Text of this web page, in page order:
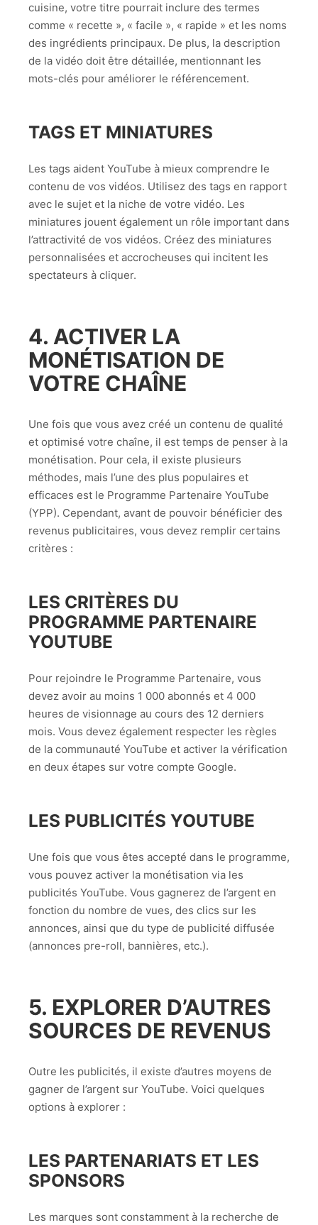
cuisine, votre titre pourrait inclure des termes
comme « recette », « facile », « rapide » et les noms
des ingrédients principaux. De plus, la description
de la vidéo doit être détaillée, mentionnant les
mots-clés pour améliorer le référencement.
TAGS ET MINIATURES
Les tags aident YouTube à mieux comprendre le
contenu de vos vidéos. Utilisez des tags en rapport
avec le sujet et la niche de votre vidéo. Les
miniatures jouent également un rôle important dans
l’attractivité de vos vidéos. Créez des miniatures
personnalisées et accrocheuses qui incitent les
spectateurs à cliquer.
4. ACTIVER LA
MONÉTISATION DE
VOTRE CHAÎNE
Une fois que vous avez créé un contenu de qualité
et optimisé votre chaîne, il est temps de penser à la
monétisation. Pour cela, il existe plusieurs
méthodes, mais l’une des plus populaires et
efficaces est le Programme Partenaire YouTube
(YPP). Cependant, avant de pouvoir bénéficier des
revenus publicitaires, vous devez remplir certains
critères :
LES CRITÈRES DU
PROGRAMME PARTENAIRE
YOUTUBE
Pour rejoindre le Programme Partenaire, vous
devez avoir au moins 1 000 abonnés et 4 000
heures de visionnage au cours des 12 derniers
mois. Vous devez également respecter les règles
de la communauté YouTube et activer la vérification
en deux étapes sur votre compte Google.
LES PUBLICITÉS YOUTUBE
Une fois que vous êtes accepté dans le programme,
vous pouvez activer la monétisation via les
publicités YouTube. Vous gagnerez de l’argent en
fonction du nombre de vues, des clics sur les
annonces, ainsi que du type de publicité diffusée
(annonces pre-roll, bannières, etc.).
5. EXPLORER D’AUTRES
SOURCES DE REVENUS
Outre les publicités, il existe d’autres moyens de
gagner de l’argent sur YouTube. Voici quelques
options à explorer :
LES PARTENARIATS ET LES
SPONSORS
Les marques sont constamment à la recherche de